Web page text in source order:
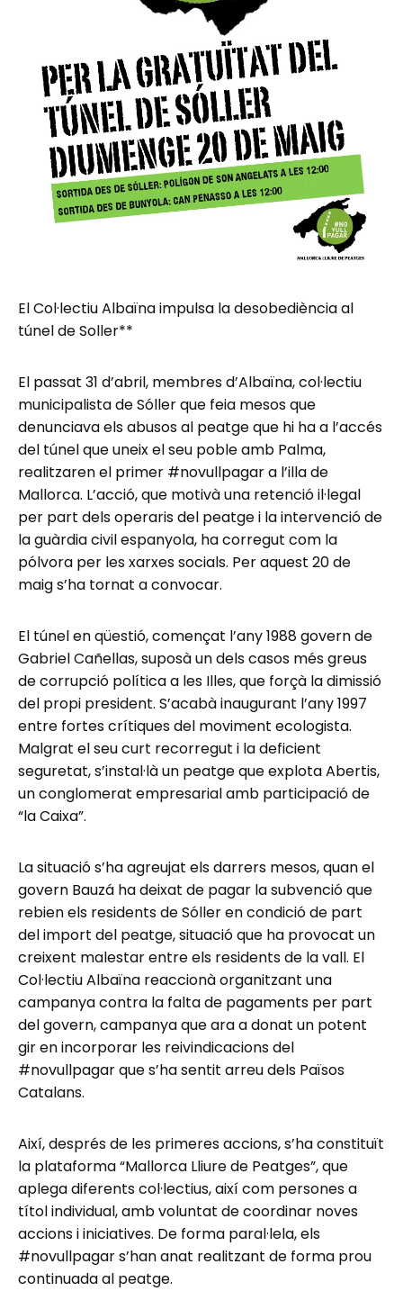
El Col·lectiu Albaïna impulsa la desobediència al
túnel de Soller**
El passat 31 d’abril, membres d’Albaïna, col·lectiu
municipalista de Sóller que feia mesos que
denunciava els abusos al peatge que hi ha a l’accés
del túnel que uneix el seu poble amb Palma,
realitzaren el primer #novullpagar a l’illa de
Mallorca. L’acció, que motivà una retenció il·legal
per part dels operaris del peatge i la intervenció de
la guàrdia civil espanyola, ha corregut com la
pólvora per les xarxes socials. Per aquest 20 de
maig s’ha tornat a convocar.
El túnel en qüestió, començat l’any 1988 govern de
Gabriel Cañellas, suposà un dels casos més greus
de corrupció política a les Illes, que forçà la dimissió
del propi president. S’acabà inaugurant l’any 1997
entre fortes crítiques del moviment ecologista.
Malgrat el seu curt recorregut i la deficient
seguretat, s’instal·là un peatge que explota Abertis,
un conglomerat empresarial amb participació de
“la Caixa”.
La situació s’ha agreujat els darrers mesos, quan el
govern Bauzá ha deixat de pagar la subvenció que
rebien els residents de Sóller en condició de part
del import del peatge, situació que ha provocat un
creixent malestar entre els residents de la vall. El
Col·lectiu Albaïna reaccionà organitzant una
campanya contra la falta de pagaments per part
del govern, campanya que ara a donat un potent
gir en incorporar les reivindicacions del
#novullpagar que s’ha sentit arreu dels Països
Catalans.
Així, després de les primeres accions, s’ha constituït
la plataforma “Mallorca Lliure de Peatges”, que
aplega diferents col·lectius, així com persones a
títol individual, amb voluntat de coordinar noves
accions i iniciatives. De forma paral·lela, els
#novullpagar s’han anat realitzant de forma prou
continuada al peatge.